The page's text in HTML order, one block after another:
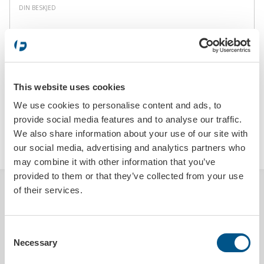
This website uses cookies
We use cookies to personalise content and ads, to
provide social media features and to analyse our traffic.
We also share information about your use of our site with
our social media, advertising and analytics partners who
may combine it with other information that you’ve
provided to them or that they’ve collected from your use
of their services.
Selection
Necessary
trykkfarger
SENDE
BESKRIVELSE
DIN 13164. Førstehjelpsskrinet består av: plaster, trykkbind, elastisk
bandasje, tape, saks, varmeteppe, ansiktsmaske og